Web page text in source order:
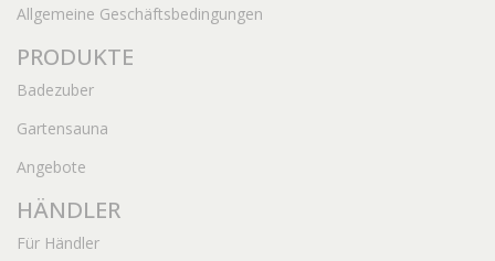
Allgemeine Geschäftsbedingungen
PRODUKTE
Badezuber
Gartensauna
Angebote
HÄNDLER
Für Händler